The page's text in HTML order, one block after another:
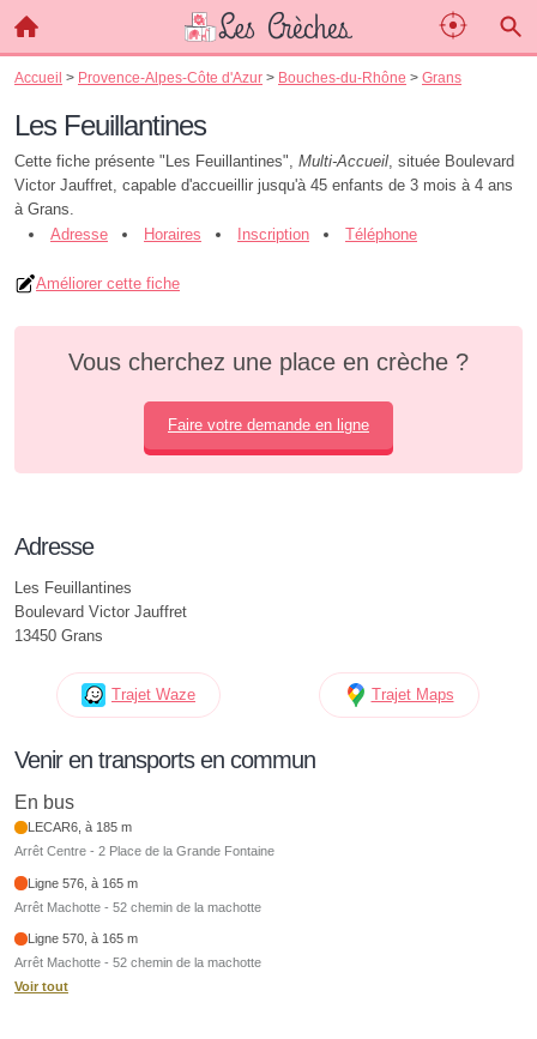
Accueil > Provence-Alpes-Côte d'Azur > Bouches-du-Rhône > Grans
Les Feuillantines
Cette fiche présente "Les Feuillantines", Multi-Accueil, située Boulevard
Victor Jauffret, capable d'accueillir jusqu'à 45 enfants de 3 mois à 4 ans
à Grans.
Adresse
Horaires Inscription Téléphone
Améliorer cette fiche
Vous cherchez une place en crèche ?
Faire votre demande en ligne
Adresse
Les Feuillantines
Boulevard Victor Jauffret
13450 Grans
Trajet Waze Trajet Maps
Venir en transports en commun
En bus
LECAR6, à 185 m
Arrêt Centre - 2 Place de la Grande Fontaine
Ligne 576, à 165 m
Arrêt Machotte - 52 chemin de la machotte
Ligne 570, à 165 m
Arrêt Machotte - 52 chemin de la machotte
Voir tout